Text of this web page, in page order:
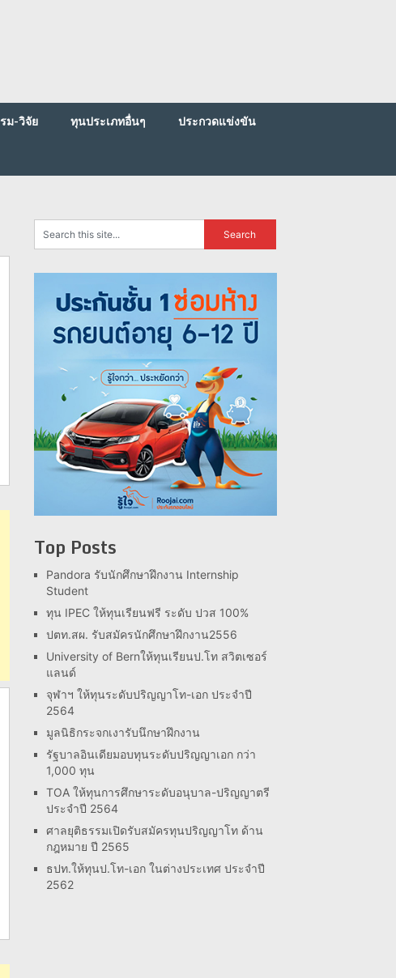
ม-วิจัย ทุนประเภทอื่นๆ
ประกวดแข่งขัน
Top Posts
Pandora รับนักศึกษาฝึกงาน Internship
Student
ทุน IPEC ให้ทุนเรียนฟรี ระดับ ปวส 100%
ปตท.สผ. รับสมัครนักศึกษาฝึกงาน2556
University of Bernให้ทุนเรียนป.โท สวิตเซอร์
แลนด์
จุฬาฯ ให้ทุนระดับปริญญาโท-เอก ประจำปี
2564
มูลนิธิกระจกเงารับนึกษาฝึกงาน
รัฐบาลอินเดียมอบทุนระดับปริญญาเอก กว่า
1,000 ทุน
TOA ให้ทุนการศึกษาระดับอนุบาล-ปริญญาตรี
ประจำปี 2564
ศาลยุติธรรมเปิดรับสมัครทุนปริญญาโท ด้าน
กฎหมาย ปี 2565
ธปท.ให้ทุนป.โท-เอก ในต่างประเทศ ประจำปี
2562